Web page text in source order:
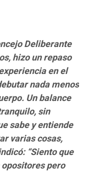
Deliberante
hizo un repaso
en el
nada menos
Un balance
sin
sabe y entiende
varias cosas,
“Siento que
pero